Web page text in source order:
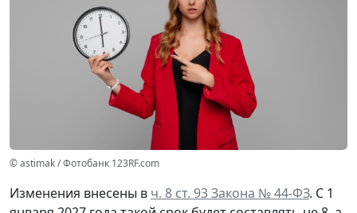
© astimak / Фотобанк 123RF.com
Изменения внесены в ч. 8 ст. 93 Закона № 44-ФЗ. С 1